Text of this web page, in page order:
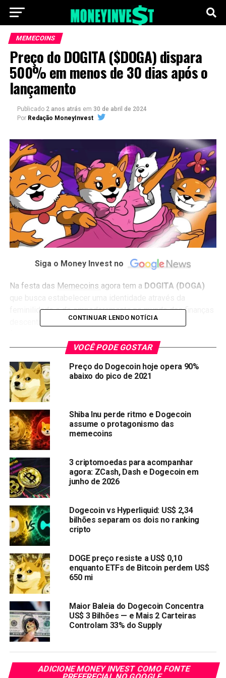
MEMECOINS
Preço do DOGITA ($DOGA) dispara
500% em menos de 30 dias após o
lançamento
Publicado 2 anos atrás em 30 de abril de 2024
Por Redação MoneyInvest
Siga o Money Invest no
Na festa das Memecoins agora tem a DOGITA (DOGA)
que busca estabelecer uma identidade através da
feminilidade e do empoderamento no mundo das finanças
descentralizadas (DeFi). Mantendo os princípios
esforça-se para atrair pessoas de diversas origens e
criptográfica.
Construída usando infraestrutura da Binance Smart Chain,
DOGITA oferece aos usuários transações rápidas,
eficientes e econômicas, distinguindo-se das
criptomoedas tradicionais. Transparência e segurança são
valores fundamentais no ecossistema DOGITA, onde
contratos inteligentes. Além disso, sessões regulares de
“Pergunte-me Qualquer Coisa” (Ask Me Anything – AMA)
que facilita o diálogo aberto entre a equipe do projeto e a
Preço do DOGITA ($DOGA) no momento em que
escrevemos é de $0.000007745. Quase um mês após
o lançamento, o $DOGA já subiu 532,84%.
CONTINUAR LENDO NOTÍCIA
VOCÊ PODE GOSTAR
Preço do Dogecoin hoje opera 90%
abaixo do pico de 2021
Shiba Inu perde ritmo e Dogecoin
assume o protagonismo das
memecoins
3 criptomoedas para acompanhar
agora: ZCash, Dash e Dogecoin em
junho de 2026
Dogecoin vs Hyperliquid: US$ 2,34
bilhões separam os dois no ranking
cripto
DOGE preço resiste a US$ 0,10
enquanto ETFs de Bitcoin perdem US$
650 mi
Maior Baleia do Dogecoin Concentra
US$ 3 Bilhões — e Mais 2 Carteiras
Controlam 33% do Supply
ADICIONE MONEY INVEST COMO FONTE